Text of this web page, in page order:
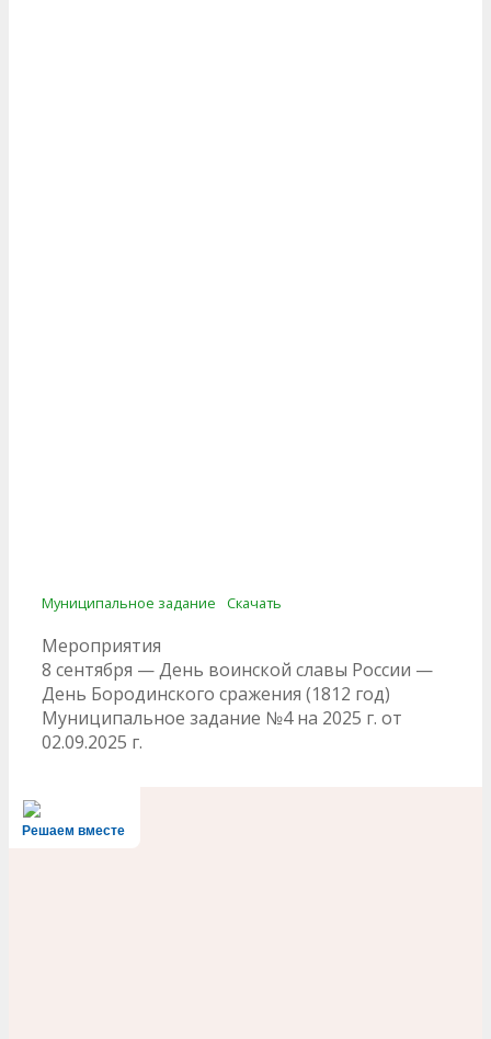
Муниципальное задание Скачать
Рубрики
Мероприятия
Навигация
по
записям
8 сентября — День воинской славы России —
День Бородинского сражения (1812 год)
Муниципальное задание №4 на 2025 г. от
02.09.2025 г.
Решаем вместе